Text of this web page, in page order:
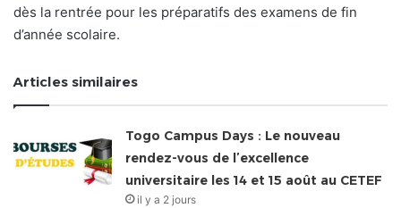
dès la rentrée pour les préparatifs des examens de fin
d’année scolaire.
Articles similaires
Togo Campus Days : Le nouveau
rendez-vous de l’excellence
universitaire les 14 et 15 août au CETEF
il y a 2 jours